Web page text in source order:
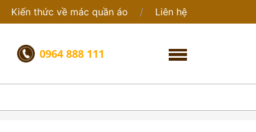
Kiến thức về mác quần áo Liên hệ
0964 888 111